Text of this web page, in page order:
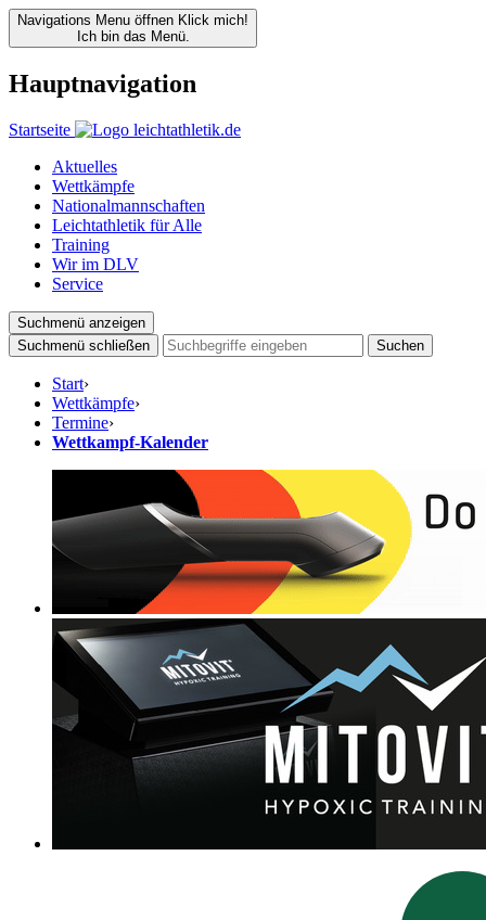
Navigations Menu öffnen Klick mich!
Ich bin das Menü.
Hauptnavigation
Startseite
Aktuelles
Wettkämpfe
Nationalmannschaften
Leichtathletik für Alle
Training
Wir im DLV
Service
Suchmenü anzeigen
Suchmenü schließen
Suchen
Start›
Wettkämpfe›
Termine›
Wettkampf-Kalender